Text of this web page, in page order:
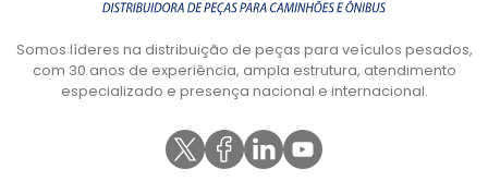
Somos líderes na distribuição de peças para veículos pesados,
com 30 anos de experiência, ampla estrutura, atendimento
especializado e presença nacional e internacional.